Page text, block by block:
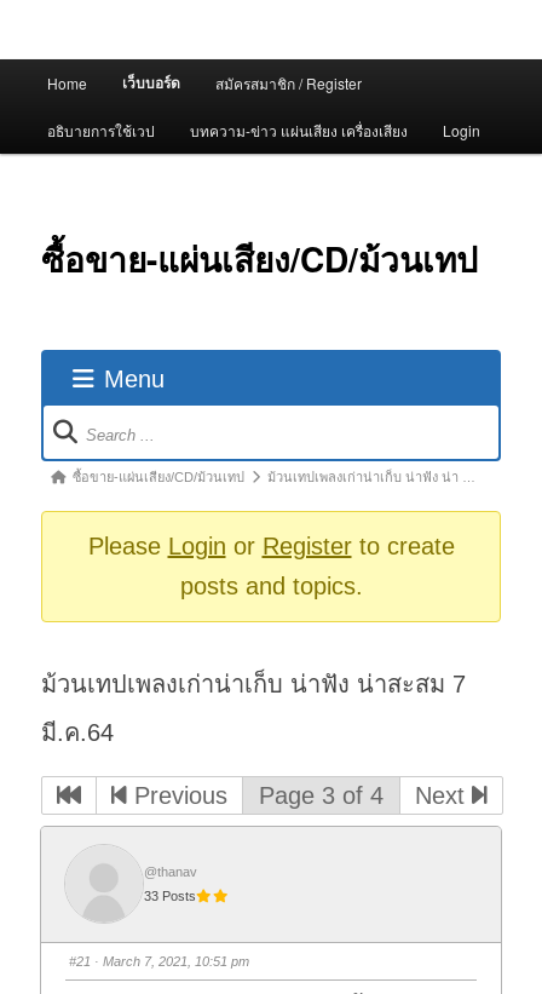
Home เว็บบอร์ด สมัครสมาชิก / Register
อธิบายการใช้เวป บทความ-ข่าว แผ่นเสียง เครื่องเสียง Login
ซื้อขาย-แผ่นเสียง/CD/ม้วนเทป
Menu
Forum
Navigation
Forumซื้อขาย-แผ่นเสียง/CD/ม้วนเทป ม้วนเทปเพลงเก่าน่าเก็บ น่าฟัง น่า …
Please Login or Registerto create
posts and topics.
ม้วนเทปเพลงเก่าน่าเก็บ น่าฟัง น่าสะสม 7
มี.ค.64
Previous Page 3 of 4 Next
@thanav
33 Posts
#21 · March 7, 2021, 10:51 pm